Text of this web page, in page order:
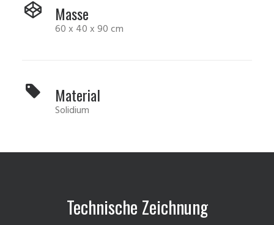
Masse
60 x 40 x 90 cm
Material
Solidium
Technische Zeichnung